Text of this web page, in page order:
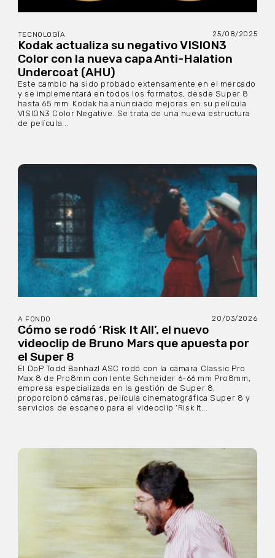
TECNOLOGÍA 25/08/2025
Kodak actualiza su negativo VISION3
Color con la nueva capa Anti-Halation
Undercoat (AHU)
Este cambio ha sido probado extensamente en el mercado
y se implementará en todos los formatos, desde Super 8
hasta 65 mm. Kodak ha anunciado mejoras en su película
VISION3 Color Negative. Se trata de una nueva estructura
de película...
A FONDO 20/03/2026
Cómo se rodó ‘Risk It All’, el nuevo
videoclip de Bruno Mars que apuesta por
el Super 8
El DoP Todd Banhazl ASC rodó con la cámara Classic Pro
Max 8 de Pro8mm con lente Schneider 6-66 mm Pro8mm,
empresa especializada en la gestión de Super 8,
proporcionó cámaras, película cinematográfica Super 8 y
servicios de escaneo para el videoclip ‘Risk It...